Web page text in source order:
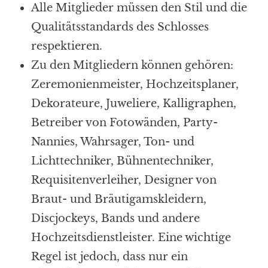
Alle Mitglieder müssen den Stil und die
Qualitätsstandards des Schlosses
respektieren.
Zu den Mitgliedern können gehören:
Zeremonienmeister, Hochzeitsplaner,
Dekorateure, Juweliere, Kalligraphen,
Betreiber von Fotowänden, Party-
Nannies, Wahrsager, Ton- und
Lichttechniker, Bühnentechniker,
Requisitenverleiher, Designer von
Braut- und Bräutigamskleidern,
Discjockeys, Bands und andere
Hochzeitsdienstleister. Eine wichtige
Regel ist jedoch, dass nur ein